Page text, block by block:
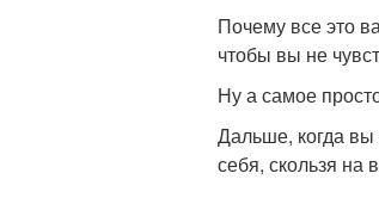
Почему все это
чтобы вы не
Ну а самое
Дальше, когда вы
себя, скользя на